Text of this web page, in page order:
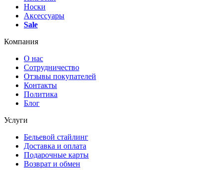
Носки
Аксессуары
Sale
Компания
О нас
Сотрудничество
Отзывы покупателей
Контакты
Политика
Блог
Услуги
Бельевой стайлинг
Доставка и оплата
Подарочные карты
Возврат и обмен